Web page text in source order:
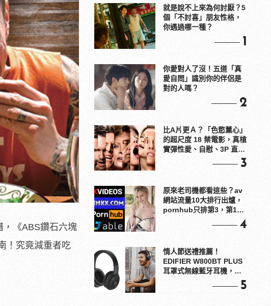
，《ABS鑽石六塊
！究竟減重者吃
就是說不上來為何討厭？5
個「不討喜」朋友性格，
你遇過哪一種？
1
你愛對人了沒！五道「真
愛自問」識別你的伴侶是
對的人嗎？
2
比A片更Ａ？「色慾薰心」
的超尺度 18 禁電影，真槍
實彈性愛、自慰、3P 直接
3
原來老司機都看這些？av
網站流量10大排行出爐，
pornhub只排第3，第1名
4
情人節送禮推薦！
EDIFIER W800BT PLUS
耳罩式無線藍牙耳機，在
5